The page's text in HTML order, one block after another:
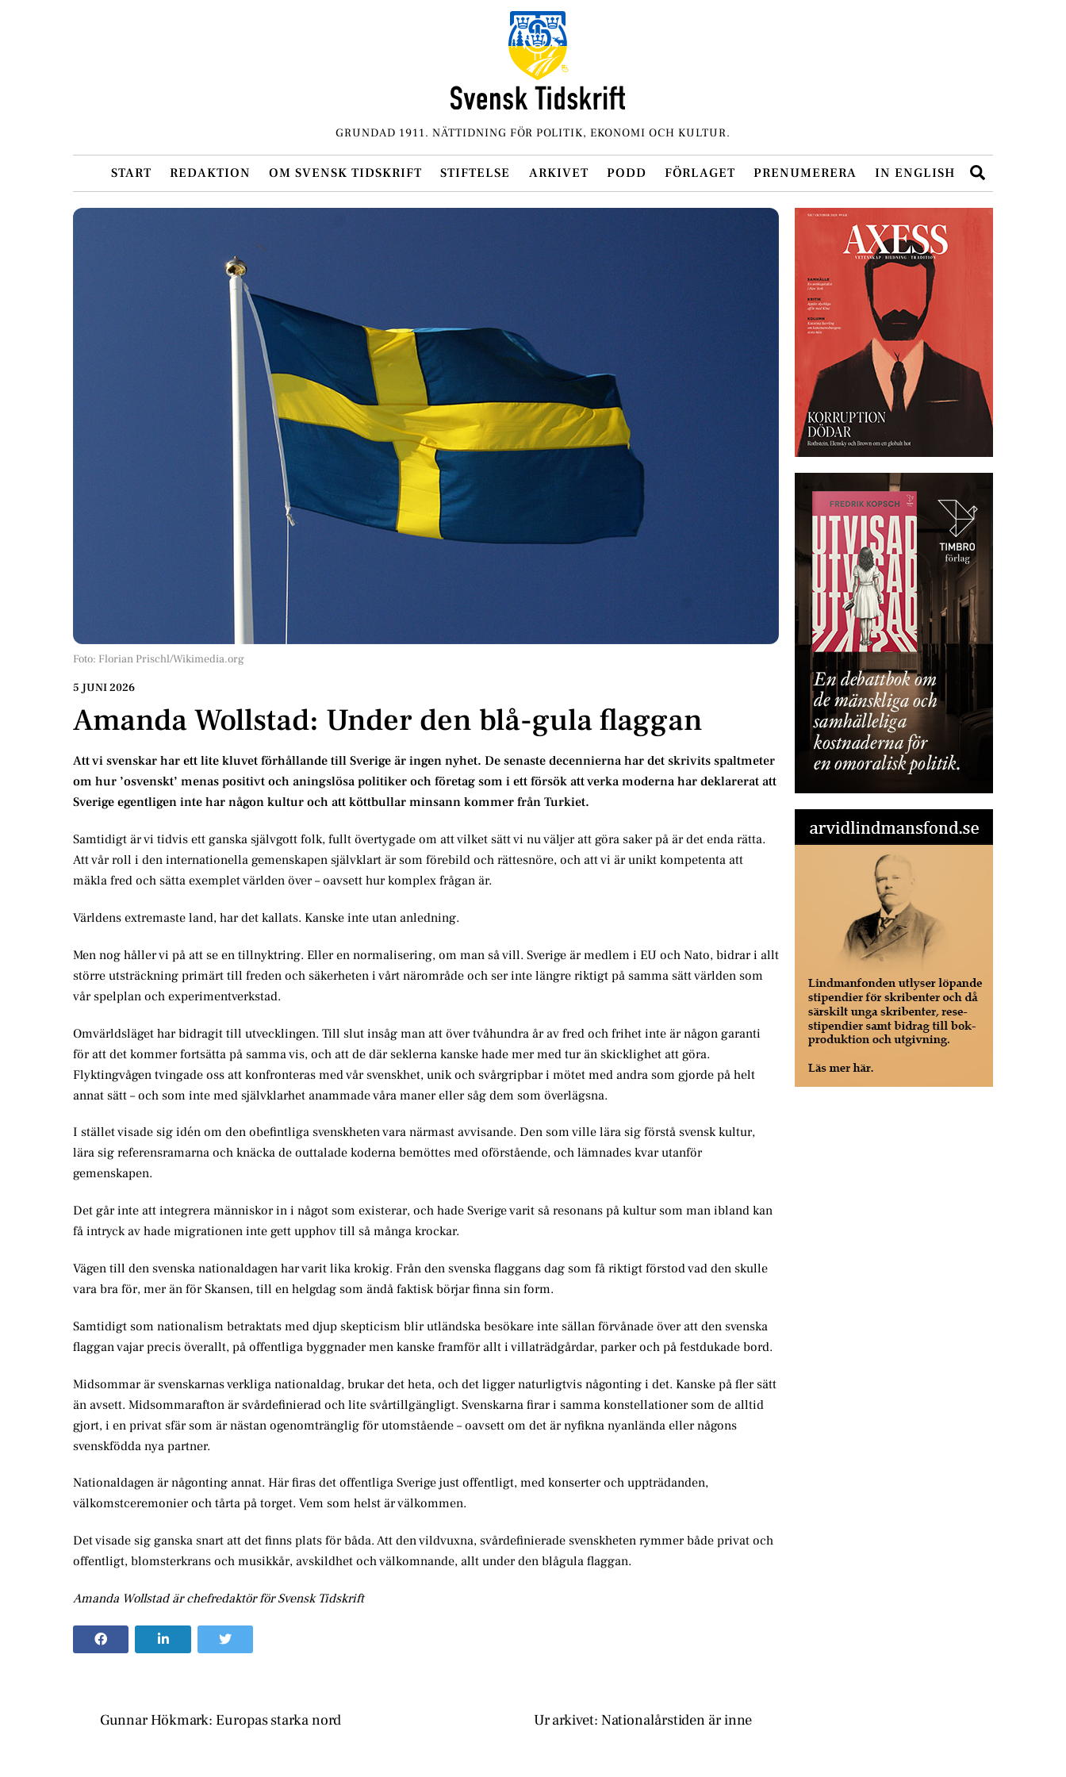
GRUNDAD 1911. NÄTTIDNING FÖR POLITIK, EKONOMI OCH KULTUR.
START REDAKTION OM SVENSK TIDSKRIFT STIFTELSE ARKIVET PODD FÖRLAGET PRENUMERERA IN ENGLISH
Foto: Florian Prischl/Wikimedia.org
5 JUNI 2026
Amanda Wollstad: Under den blå-gula flaggan
Att vi svenskar har ett lite kluvet förhållande till Sverige är ingen nyhet. De senaste decennierna har det skrivits spaltmeter
om hur ’osvenskt’ menas positivt och aningslösa politiker och företag som i ett försök att verka moderna har deklarerat att
Sverige egentligen inte har någon kultur och att köttbullar minsann kommer från Turkiet.
Samtidigt är vi tidvis ett ganska självgott folk, fullt övertygade om att vilket sätt vi nu väljer att göra saker på är det enda rätta.
Att vår roll i den internationella gemenskapen självklart är som förebild och rättesnöre, och att vi är unikt kompetenta att
mäkla fred och sätta exemplet världen över – oavsett hur komplex frågan är.
Världens extremaste land, har det kallats. Kanske inte utan anledning.
Men nog håller vi på att se en tillnyktring. Eller en normalisering, om man så vill. Sverige är medlem i EU och Nato, bidrar i allt
större utsträckning primärt till freden och säkerheten i vårt närområde och ser inte längre riktigt på samma sätt världen som
vår spelplan och experimentverkstad.
Omvärldsläget har bidragit till utvecklingen. Till slut insåg man att över tvåhundra år av fred och frihet inte är någon garanti
för att det kommer fortsätta på samma vis, och att de där seklerna kanske hade mer med tur än skicklighet att göra.
Flyktingvågen tvingade oss att konfronteras med vår svenskhet, unik och svårgripbar i mötet med andra som gjorde på helt
annat sätt – och som inte med självklarhet anammade våra maner eller såg dem som överlägsna.
I stället visade sig idén om den obefintliga svenskheten vara närmast avvisande. Den som ville lära sig förstå svensk kultur,
lära sig referensramarna och knäcka de outtalade koderna bemöttes med oförstående, och lämnades kvar utanför
gemenskapen.
Det går inte att integrera människor in i något som existerar, och hade Sverige varit så resonans på kultur som man ibland kan
få intryck av hade migrationen inte gett upphov till så många krockar.
Vägen till den svenska nationaldagen har varit lika krokig. Från den svenska flaggans dag som få riktigt förstod vad den skulle
vara bra för, mer än för Skansen, till en helgdag som ändå faktisk börjar finna sin form.
Samtidigt som nationalism betraktats med djup skepticism blir utländska besökare inte sällan förvånade över att den svenska
flaggan vajar precis överallt, på offentliga byggnader men kanske framför allt i villaträdgårdar, parker och på festdukade bord.
Midsommar är svenskarnas verkliga nationaldag, brukar det heta, och det ligger naturligtvis någonting i det. Kanske på fler sätt
än avsett. Midsommarafton är svårdefinierad och lite svårtillgängligt. Svenskarna firar i samma konstellationer som de alltid
gjort, i en privat sfär som är nästan ogenomtränglig för utomstående – oavsett om det är nyfikna nyanlända eller någons
svenskfödda nya partner.
Nationaldagen är någonting annat. Här firas det offentliga Sverige just offentligt, med konserter och uppträdanden,
välkomstceremonier och tårta på torget. Vem som helst är välkommen.
Det visade sig ganska snart att det finns plats för båda. Att den vildvuxna, svårdefinierade svenskheten rymmer både privat och
offentligt, blomsterkrans och musikkår, avskildhet och välkomnande, allt under den blågula flaggan.
Amanda Wollstad är chefredaktör för Svensk Tidskrift
Gunnar Hökmark: Europas starka nord Ur arkivet: Nationalårstiden är inne